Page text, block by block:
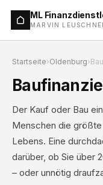
ML
MARVIN
Startseite›Oldenburg›
Der Kauf oder Bau
Menschen die
Lebens. Eine
darüber, ob Sie über
– oder unnötig